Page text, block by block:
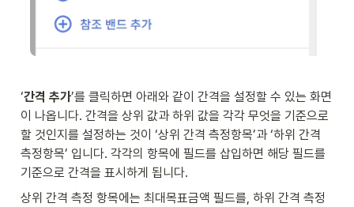
‘간격 추가’를 클릭하면 아래와 같이 간격을 설정할 수 있는 화면
이 나옵니다. 간격을 상위 값과 하위 값을 각각 무엇을 기준으로
할 것인지를 설정하는 것이 ‘상위 간격 측정항목’과 ‘하위 간격
측정항목’ 입니다. 각각의 항목에 필드를 삽입하면 해당 필드를
기준으로 간격을 표시하게 됩니다.
상위 간격 측정 항목에는 최대목표금액 필드를, 하위 간격 측정